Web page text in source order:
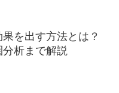
を出す方法とは？
析まで解説